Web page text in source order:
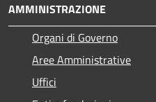
AMMINISTRAZIONE
Organi di Governo
Aree Amministrative
Uffici